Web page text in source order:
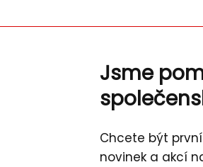
Jsme
Chcete být
novinek a akcí